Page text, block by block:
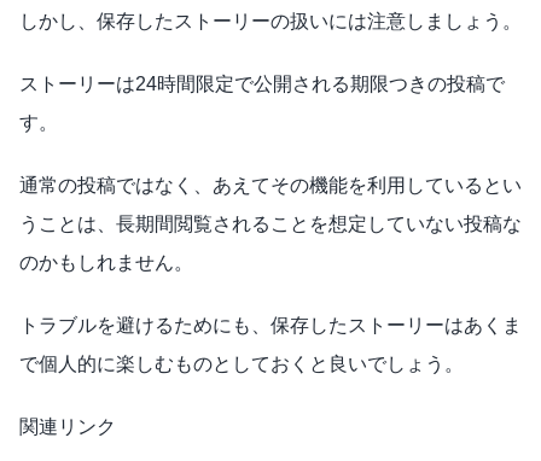
しかし、保存したストーリーの扱いには注意しましょう。
ストーリーは24時間限定で公開される期限つきの投稿で
す。
通常の投稿ではなく、あえてその機能を利用しているとい
うことは、長期間閲覧されることを想定していない投稿な
のかもしれません。
トラブルを避けるためにも、保存したストーリーはあくま
で個人的に楽しむものとしておくと良いでしょう。
関連リンク